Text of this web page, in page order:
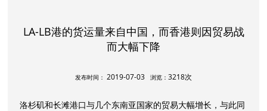
LA-LB港的货运量来自中国，而香港则因贸易战
而大幅下降
发布时间： 2019-07-03 浏览： 3218次
洛杉矶和长滩港口与几个东南亚国家的贸易大幅增长，与此同